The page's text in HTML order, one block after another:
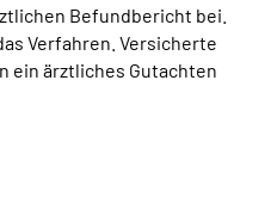
Befundbericht bei.
Verfahren. Versicherte
ein ärztliches Gutachten